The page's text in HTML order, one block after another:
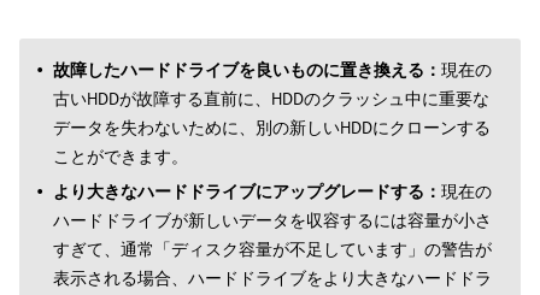
故障したハードドライブを良いものに置き換える： 現在の
古いHDDが故障する直前に、HDDのクラッシュ中に重要な
データを失わないために、別の新しいHDDにクローンする
ことができます。
より大きなハードドライブにアップグレードする： 現在の
ハードドライブが新しいデータを収容するには容量が小さ
すぎて、通常「ディスク容量が不足しています」の警告が
表示される場合、ハードドライブをより大きなハードドラ